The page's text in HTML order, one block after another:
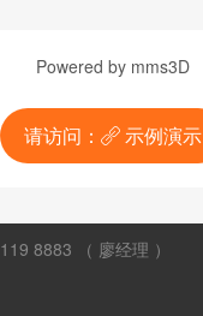
Powered by mms3D
请访问： 示例演示
8883 （ 廖经理 ）